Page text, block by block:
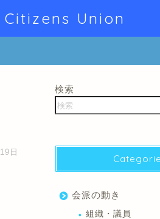
Union
日
検索
会派の動き
組織・議員